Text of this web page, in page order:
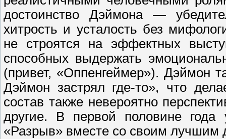
достоинство Дэймона —
хитрость и усталость без
не строятся на эффектных
способных выдержать
(привет, «Оппенгеймер»). Дэймон
Дэймон застрял где-то», что
состав также невероятно
другие. В первой половине
«Разрыв» вместе со своим